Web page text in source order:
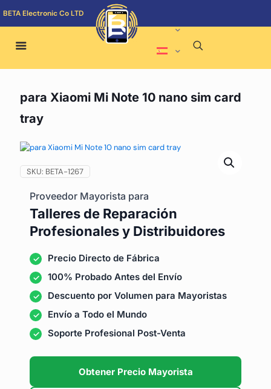
BETA Electronic Co LTD
para Xiaomi Mi Note 10 nano sim card
tray
SKU: BETA-1267
Proveedor Mayorista para
Talleres de Reparación
Profesionales y Distribuidores
Precio Directo de Fábrica
100% Probado Antes del Envío
Descuento por Volumen para Mayoristas
Envío a Todo el Mundo
Soporte Profesional Post-Venta
Obtener Precio Mayorista